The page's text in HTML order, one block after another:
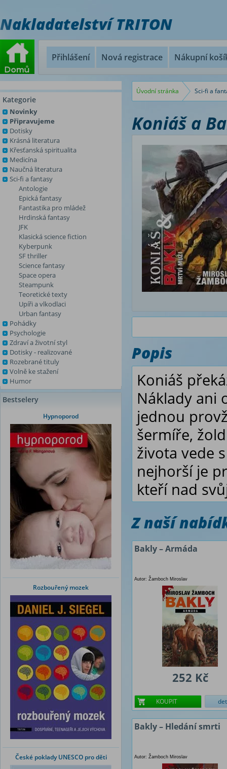
Nakladatelství TRITON
Přihlášení Nová registrace Nákupní
Kategorie
Novinky
Připravujeme
Dotisky
Krásná literatura
Křesťanská spiritualita
Medicína
Naučná literatura
Sci-fi a fantasy
Antologie
Epická fantasy
Fantastika pro mládež
Hrdinská fantasy
JFK
Klasická science fiction
Kyberpunk
SF thriller
Science fantasy
Space opera
Steampunk
Teoretické texty
Upíři a vlkodlaci
Urban fantasy
Pohádky
Psychologie
Zdraví a životní styl
Dotisky - realizované
Rozebrané tituly
Volně ke stažení
Humor
Bestselery
Hypnoporod
Rozbouřený mozek
České poklady UNESCO pro děti
Úvodní stránka Sci-fi a
Koniáš a
Popis
Koniáš
Náklady ani
jednou
šermíře,
života vede
nejhorší je
kteří nad
Z naší
Bakly – Armáda
Autor: Žamboch Miroslav
252 Kč
KOUPIT
Bakly – Hledání smrti
Autor: Žamboch Miroslav